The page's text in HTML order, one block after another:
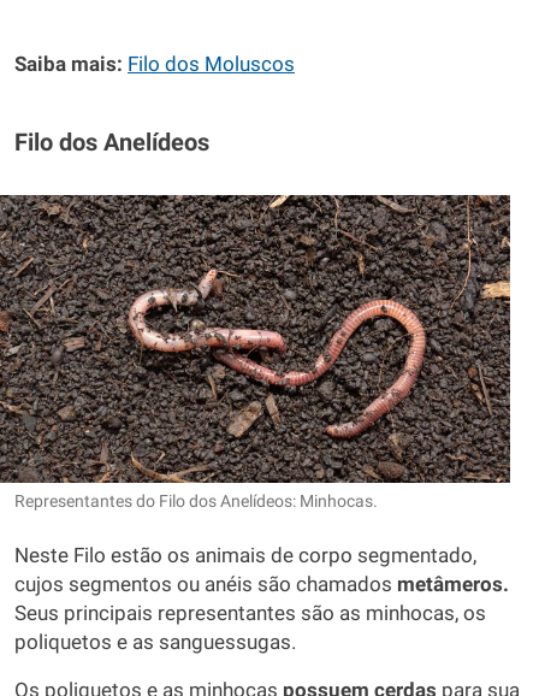
Saiba mais: Filo dos Moluscos
Filo dos Anelídeos
Representantes do Filo dos Anelídeos: Minhocas.
Neste Filo estão os animais de corpo segmentado,
cujos segmentos ou anéis são chamados metâmeros.
Seus principais representantes são as minhocas, os
poliquetos e as sanguessugas.
Os poliquetos e as minhocas possuem cerdas para sua